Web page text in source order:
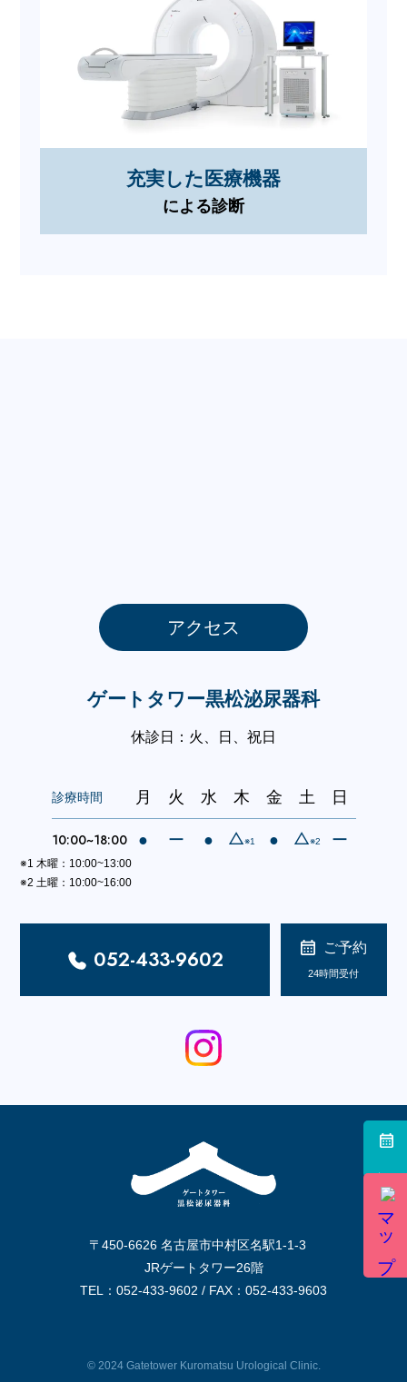
充実した医療機器
による診断
ゲートタワー黒松泌尿器科
休診日：火、日、祝日
アクセス
診療時間 月 火 水 木 金 土 日
10:00~18:00 ● ー ● △※1 ● △※2 ー
※1 木曜：10:00~13:00
※2 土曜：10:00~16:00
052-433-9602 ご予約
24時間受付
〒450-6626 名古屋市中村区名駅1-1-3
JRゲートタワー26階
TEL： 052-433-9602 / FAX： 052-433-9603
© 2024 Gatetower Kuromatsu Urological Clinic.